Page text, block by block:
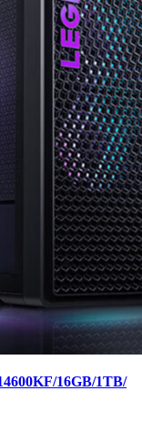
16GB/1TB/